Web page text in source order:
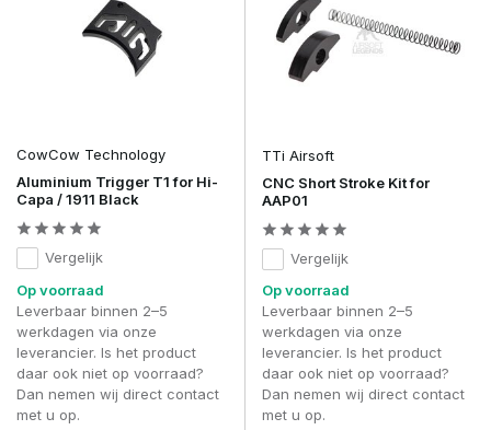
CowCow Technology
Aluminium Trigger T1 for Hi-
Capa / 1911 Black
Vergelijk
Op voorraad
Leverbaar binnen 2–5
werkdagen via onze
leverancier. Is het product
daar ook niet op voorraad?
Dan nemen wij direct contact
met u op.
TTi Airsoft
CNC Short Stroke Kit for
AAP01
Vergelijk
Op voorraad
Leverbaar binnen 2–5
werkdagen via onze
leverancier. Is het product
daar ook niet op voorraad?
Dan nemen wij direct contact
met u op.